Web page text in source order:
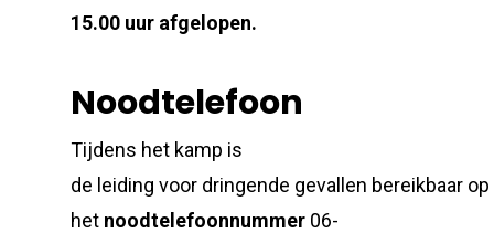
15.00 uur afgelopen.
Noodtelefoon
Tijdens het kamp is
de leiding voor dringende gevallen bereikbaar op
het noodtelefoonnummer 06-